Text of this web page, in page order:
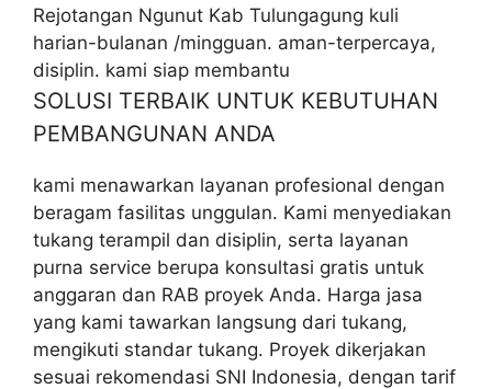
Rejotangan Ngunut Kab Tulungagung kuli
harian-bulanan /mingguan. aman-terpercaya,
disiplin. kami siap membantu
SOLUSI TERBAIK UNTUK KEBUTUHAN
PEMBANGUNAN ANDA
kami menawarkan layanan profesional dengan
beragam fasilitas unggulan. Kami menyediakan
tukang terampil dan disiplin, serta layanan
purna service berupa konsultasi gratis untuk
anggaran dan RAB proyek Anda. Harga jasa
yang kami tawarkan langsung dari tukang,
mengikuti standar tukang. Proyek dikerjakan
sesuai rekomendasi SNI Indonesia, dengan tarif